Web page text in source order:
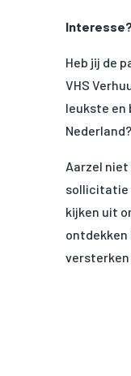
Heb jij de
VHS
leukste en
Nederland?
Aarzel
sollicitatie
kijken uit
ontdekken